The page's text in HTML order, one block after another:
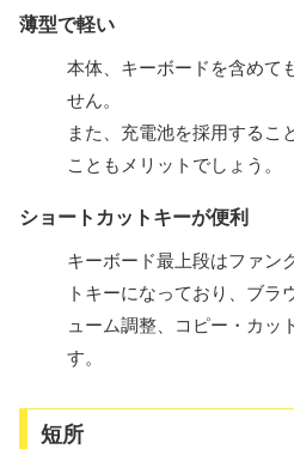
薄型で軽い
本体、キーボードを含めて
せん。
また、充電池を採用するこ
こともメリットでしょう。
ショートカットキーが便利
キーボード最上段はファン
トキーになっており、ブラ
ューム調整、コピー・カッ
す。
短所